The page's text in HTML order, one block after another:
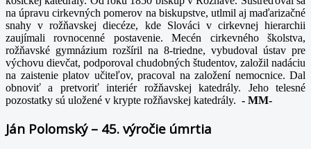
na úpravu cirkevných pomerov na biskupstve, utlmil aj maďarizačné
snahy v rožňavskej diecéze, kde Slováci v cirkevnej hierarchii
zaujímali rovnocenné postavenie. Mecén cirkevného školstva,
rožňavské gymnázium rozšíril na 8-triedne, vybudoval ústav pre
výchovu dievčat, podporoval chudobných študentov, založil nadáciu
na zaistenie platov učiteľov, pracoval na založení nemocnice. Dal
obnoviť a pretvoriť interiér rožňavskej katedrály. Jeho telesné
pozostatky sú uložené v krypte rožňavskej katedrály. - MM-
Ján Polomský – 45. výročie úmrtia